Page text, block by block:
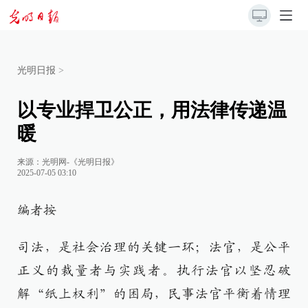
光明日报 >
以专业捍卫公正，用法律传递温
暖
来源： 光明网-《光明日报》
2025-07-05 03:10
编者按
司法，是社会治理的关键一环；法官，是公平
正义的裁量者与实践者。执行法官以坚忍破
解“纸上权利”的困局，民事法官平衡着情理